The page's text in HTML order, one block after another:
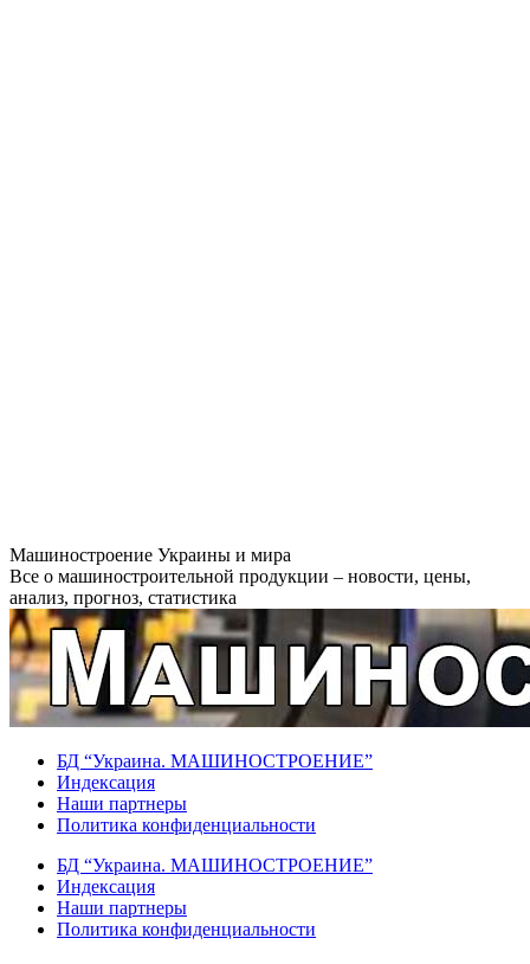
Перейти
к
содержанию
Машиностроение Украины и мира
Все о машиностроительной продукции – новости, цены,
анализ, прогноз, статистика
БД “Украина. МАШИНОСТРОЕНИЕ”
Индекcация
Наши партнеры
Политика конфиденциальности
БД “Украина. МАШИНОСТРОЕНИЕ”
Индекcация
Наши партнеры
Политика конфиденциальности